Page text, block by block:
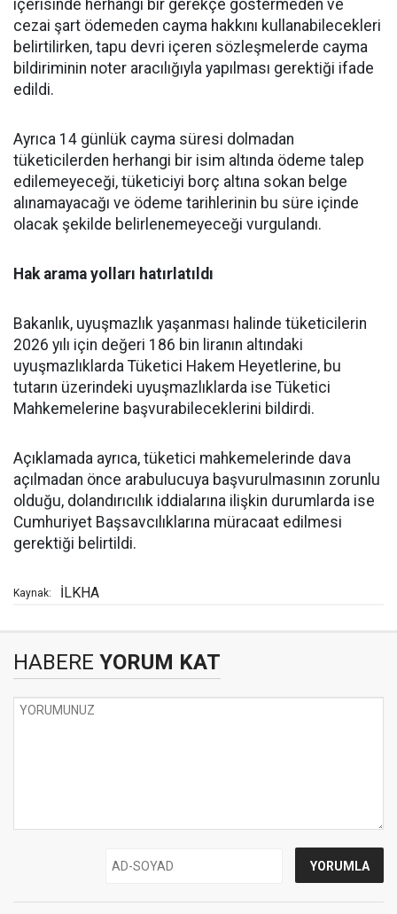
içerisinde herhangi bir gerekçe göstermeden ve
cezai şart ödemeden cayma hakkını kullanabilecekleri
belirtilirken, tapu devri içeren sözleşmelerde cayma
bildiriminin noter aracılığıyla yapılması gerektiği ifade
edildi.
Ayrıca 14 günlük cayma süresi dolmadan
tüketicilerden herhangi bir isim altında ödeme talep
edilemeyeceği, tüketiciyi borç altına sokan belge
alınamayacağı ve ödeme tarihlerinin bu süre içinde
olacak şekilde belirlenemeyeceği vurgulandı.
Hak arama yolları hatırlatıldı
Bakanlık, uyuşmazlık yaşanması halinde tüketicilerin
2026 yılı için değeri 186 bin liranın altındaki
uyuşmazlıklarda Tüketici Hakem Heyetlerine, bu
tutarın üzerindeki uyuşmazlıklarda ise Tüketici
Mahkemelerine başvurabileceklerini bildirdi.
Açıklamada ayrıca, tüketici mahkemelerinde dava
açılmadan önce arabulucuya başvurulmasının zorunlu
olduğu, dolandırıcılık iddialarına ilişkin durumlarda ise
Cumhuriyet Başsavcılıklarına müracaat edilmesi
gerektiği belirtildi.
Kaynak: İLKHA
HABERE YORUM KAT